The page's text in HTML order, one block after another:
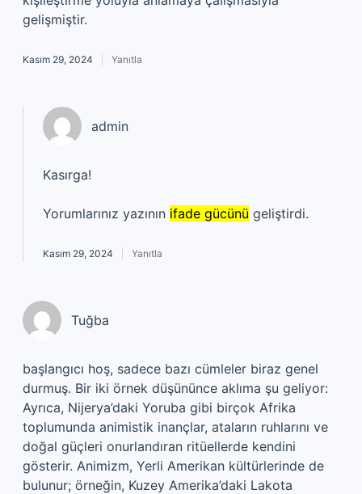
gelişmiştir.
Kasım 29, 2024 Yanıtla
admin
Kasırga!
Yorumlarınız yazının ifade gücünü geliştirdi.
Kasım 29, 2024 Yanıtla
Tuğba
başlangıcı hoş, sadece bazı cümleler biraz genel
durmuş. Bir iki örnek düşününce aklıma şu geliyor:
Ayrıca, Nijerya’daki Yoruba gibi birçok Afrika
toplumunda animistik inançlar, ataların ruhlarını ve
doğal güçleri onurlandıran ritüellerde kendini
gösterir. Animizm, Yerli Amerikan kültürlerinde de
bulunur; örneğin, Kuzey Amerika’daki Lakota